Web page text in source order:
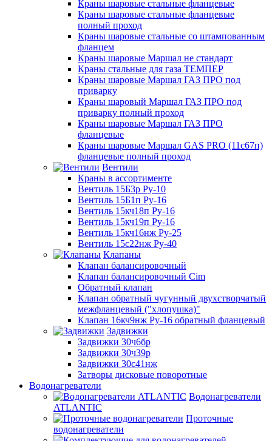
Краны шаровые стальные фланцевые
Краны шаровые стальные фланцевые
полный проход
Краны шаровые стальные со штампованным
фланцем
Краны шаровые Маршал не стандарт
Краны стальные для газа ТЕМПЕР
Краны шаровые Маршал ГАЗ ПРО под
приварку
Краны шаровый Маршал ГАЗ ПРО под
приварку полный проход
Краны шаровые Маршал ГАЗ ПРО
фланцевые
Краны шаровые Маршал GAS PRO (11с67п)
фланцевые полный проход
Вентили
Краны в ассортименте
Вентиль 15Б3р Ру-10
Вентиль 15Б1п Ру-16
Вентиль 15кч18п Ру-16
Вентиль 15кч19п Ру-16
Вентиль 15кч16нж Ру-25
Вентиль 15с22нж Ру-40
Клапаны
Клапан балансировочный
Клапан балансировочный Cim
Обратный клапан
Клапан обратный чугунный двухстворчатый
межфланцевый ("хлопушка)"
Клапан 16кч9нж Ру-16 обратный фланцевый
Задвижки
Задвижки 30ч6бр
Задвижки 30ч39р
Задвижки 30с41нж
Затворы дисковые поворотные
Водонагреватели
Водонагреватели
ATLANTIC
Проточные
водонагреватели